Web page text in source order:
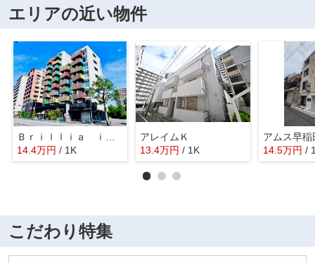
エリアの近い物件
14.4万円 / 1K
アレイムＫ
13.4万円 / 1K 14.5万円 /
こだわり特集